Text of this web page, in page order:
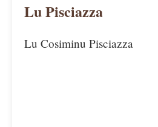
Lu Pisciazza
Lu Cosiminu Pisciazza